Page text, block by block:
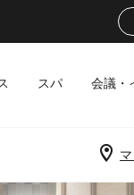
スパ 会議・